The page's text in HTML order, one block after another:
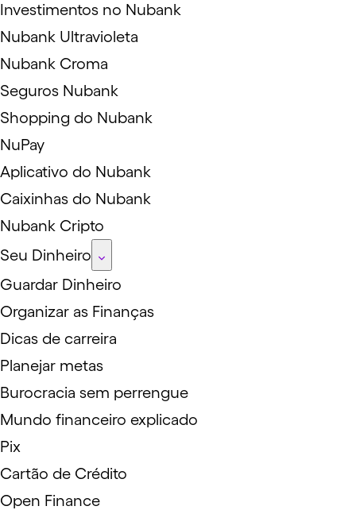
Investimentos no Nubank
Nubank Ultravioleta
Nubank Croma
Seguros Nubank
Shopping do Nubank
NuPay
Aplicativo do Nubank
Caixinhas do Nubank
Nubank Cripto
Seu Dinheiro
Guardar Dinheiro
Organizar as Finanças
Dicas de carreira
Planejar metas
Burocracia sem perrengue
Mundo financeiro explicado
Pix
Cartão de Crédito
Open Finance